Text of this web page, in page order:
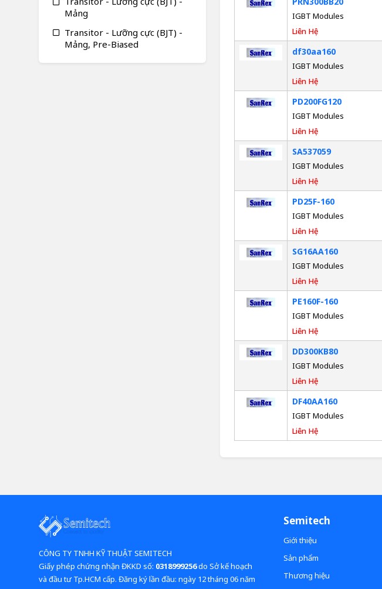
IGBT Modules
Liên Hệ
df30aa160
IGBT Modules
Liên Hệ
PD200FG120
IGBT Modules
Liên Hệ
SA537059
IGBT Modules
Liên Hệ
PD25F-160
IGBT Modules
Liên Hệ
SG16AA160
IGBT Modules
Liên Hệ
PE160F-160
IGBT Modules
Liên Hệ
DD300KB80
IGBT Modules
Liên Hệ
DF40AA160
IGBT Modules
Liên Hệ
Mảng
Transitor - Lưỡng cực (BJT) -
Mảng, Pre-Biased
CÔNG TY TNHH KỸ THUẬT SEMITECH
Giấy phép chứng nhận ĐKKD số: 0318999256do Sở kế hoạch
và đầu tư Tp.HCM cấp. Đăng ký lần đầu: ngày 12 tháng 06 năm
Semitech
Giới thiệu
Sản phẩm
Thương hiệu